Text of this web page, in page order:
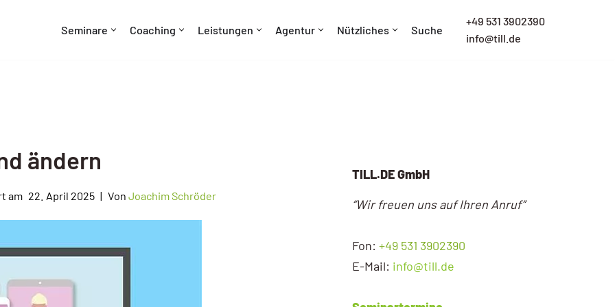
Seminare Coaching Leistungen Agentur Nützliches Suche
+49 531 3902390
info@till.de
ändern
22. April 2025 Von Joachim Schröder
TILL.DE GmbH
“Wir freuen uns auf Ihren Anruf”
Fon: +49 531 3902390
E-Mail: info@till.de